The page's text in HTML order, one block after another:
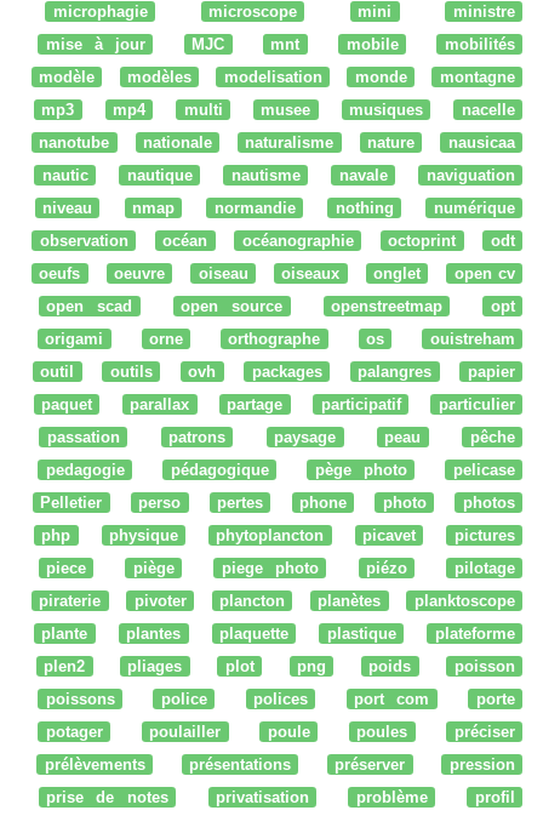
microphagie
microscope mini
ministre
mise à jour
MJC mnt mobile
mobilités
modèle
modèles modelisation monde
montagne
mp3
mp4 multi musee musiques
nacelle
nanotube
nationale naturalisme nature
nausicaa
nautic
nautique nautisme navale
naviguation
niveau
nmap normandie nothing
numérique
observation
océan océanographie octoprint
odt
oeufs
oeuvre oiseau oiseaux onglet
open cv
open scad
open source openstreetmap
opt
origami
orne orthographe os
ouistreham
outil
outils ovh packages palangres
papier
paquet
parallax partage participatif
particulier
passation
patrons paysage peau
pêche
pedagogie
pédagogique pège photo
pelicase
Pelletier
perso pertes phone photo
photos
php
physique phytoplancton picavet
pictures
piece
piège piege photo piézo
pilotage
piraterie
pivoter plancton planètes
planktoscope
plante
plantes plaquette plastique
plateforme
plen2
pliages plot png poids
poisson
poissons
police polices port com
porte
potager
poulailler poule poules
préciser
prélèvements
présentations préserver
pression
prise de notes
privatisation problème
profil